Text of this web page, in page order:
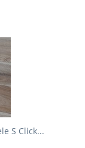
S Click...